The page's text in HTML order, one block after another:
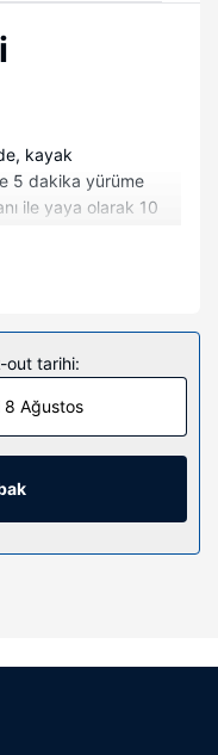
kayak
5 dakika yürüme
ile yaya olarak 10
Park ile 6,8 mi
var. Misafirlerin
sunulmaktadır.
İnternet ve
out tarihi:
8 Ağustos